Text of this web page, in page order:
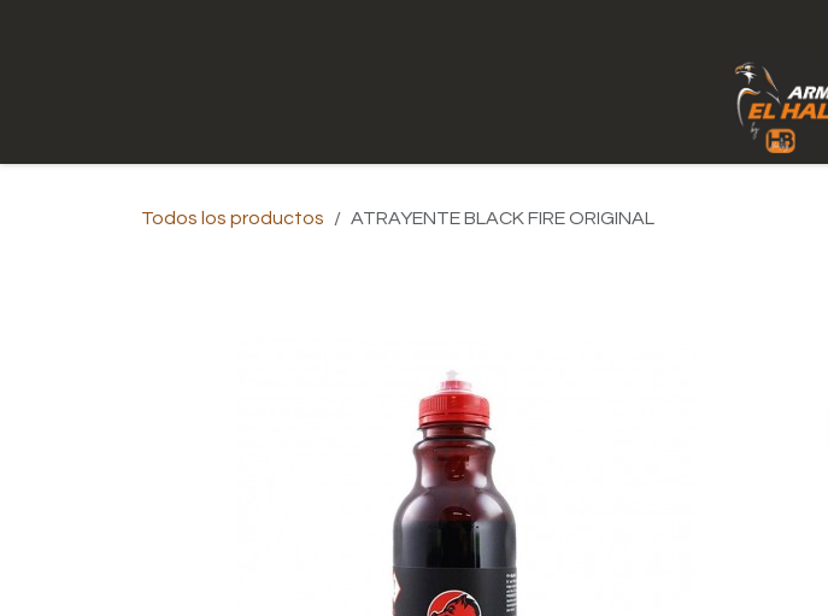
Todos los productos ATRAYENTE BLACK FIRE ORIGINAL